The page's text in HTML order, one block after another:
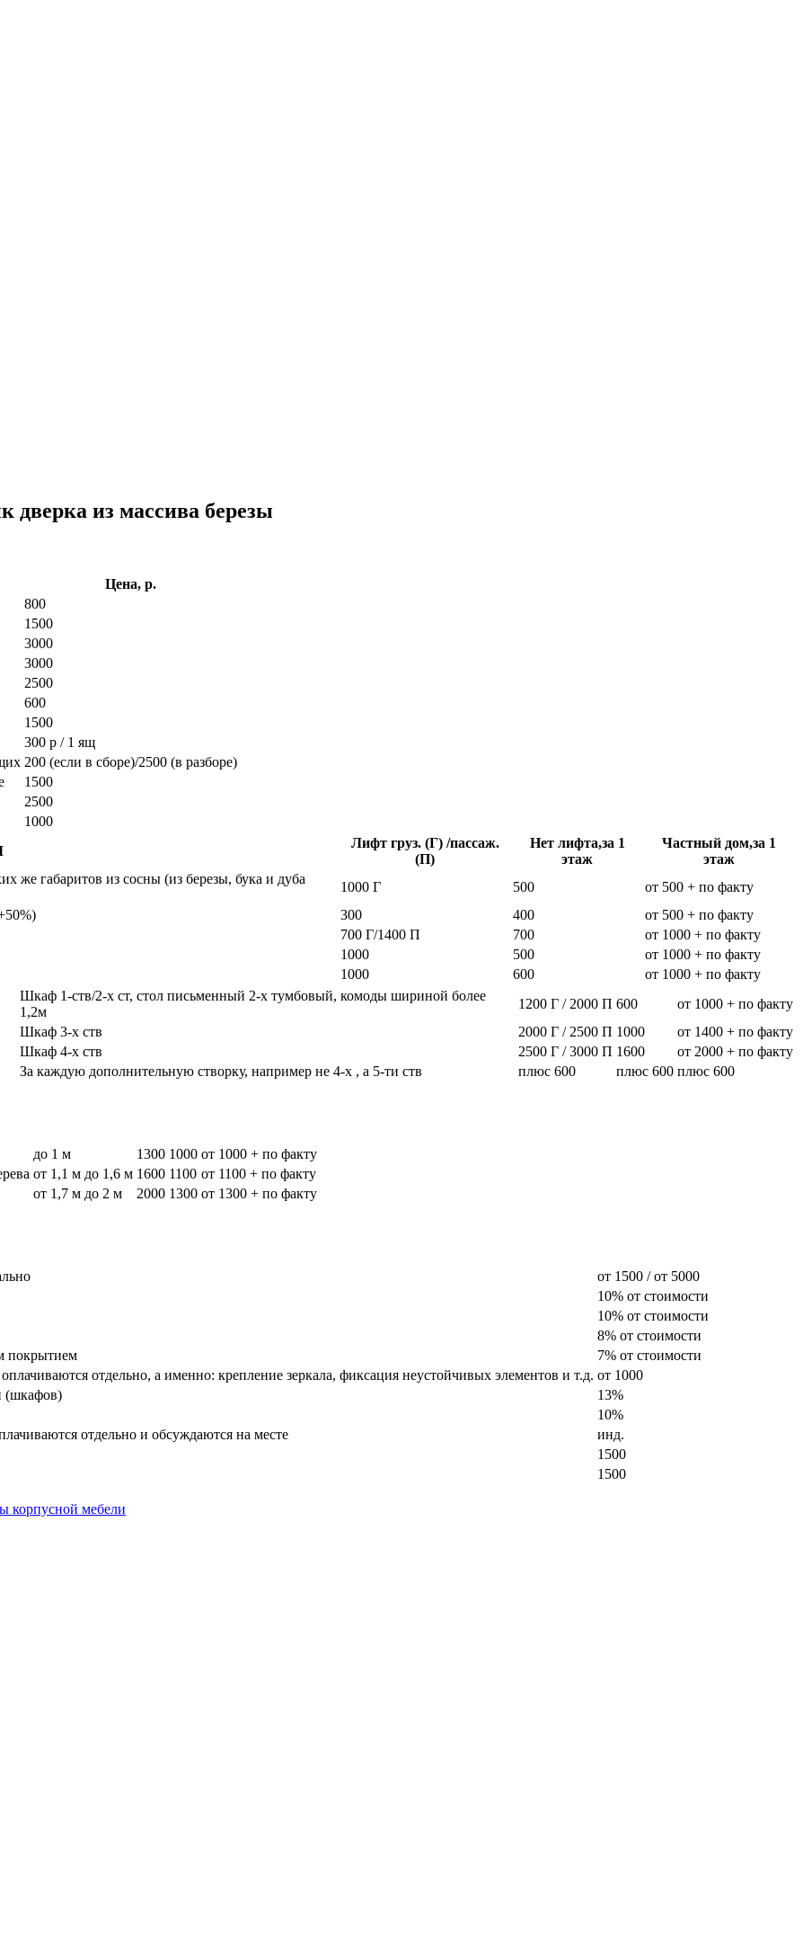
из массива березы
Цена, р.
800
1500
3000
3000
2500
600
1500
300 р / 1 ящ
200 (если в сборе)/2500 (в разборе)
1500
2500
1000
Лифт груз. (Г) /пассаж.
(П)
Нет лифта,за 1
этаж
Частный дом,за 1
этаж
же габаритов из сосны (из березы, бука и дуба
1000 Г 500
от 500 + по факту
300 400
от 500 + по факту
700 Г/1400 П 700
от 1000 + по факту
1000 500
от 1000 + по факту
1000 600 от 1000 + по факту
Шкаф 1-ств/2-х ст, стол письменный 2-х тумбовый, комоды шириной более
1,2м
1200 Г / 2000 П 600
от 1000 + по факту
Шкаф 3-х ств
2000 Г / 2500 П 1000
от 1400 + по факту
Шкаф 4-х ств
2500 Г / 3000 П 1600
от 2000 + по факту
За каждую дополнительную створку, например не 4-х , а 5-ти ств
плюс 600 плюс 600 плюс 600
до 1 м 1300 1000 от 1000 + по факту
от 1,1 м до 1,6 м 1600 1100 от 1100 + по факту
от 1,7 м до 2 м
2000 1300 от 1300 + по факту
от 1500 / от 5000
10% от стоимости
10% от стоимости
8% от стоимости
покрытием
7% от стоимости
отдельно, а именно: крепление зеркала, фиксация неустойчивых элементов и т.д. от 1000
(шкафов)
13%
10%
отдельно и обсуждаются на месте
инд.
1500
1500